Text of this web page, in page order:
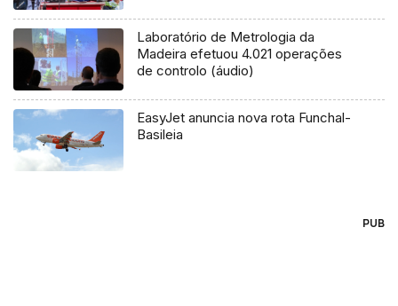
Laboratório de Metrologia da
Madeira efetuou 4.021 operações
de controlo (áudio)
EasyJet anuncia nova rota Funchal-
Basileia
PUB